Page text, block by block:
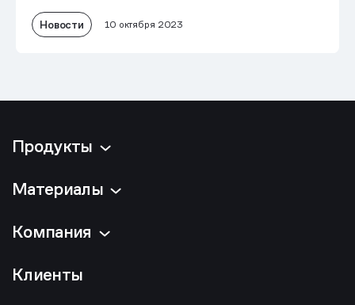
Новости 10 октября 2023
Продукты
Материалы
Компания
Клиенты